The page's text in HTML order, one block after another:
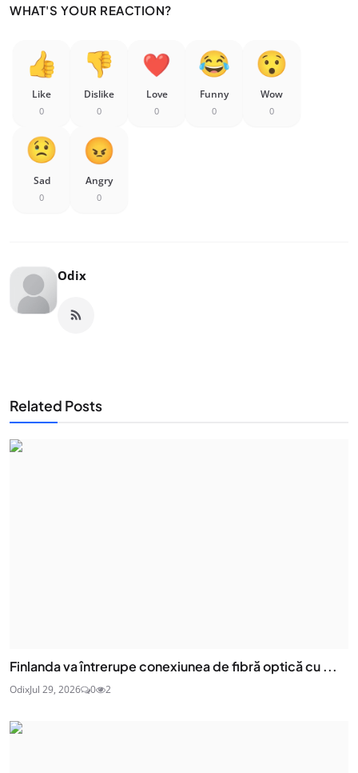
WHAT'S YOUR REACTION?
Like
0
Dislike
0
Love
0
Funny
0
Wow
0
Sad
0
Angry
0
Odix
Related Posts
Finlanda va întrerupe conexiunea de fibră optică cu ...
OdixJul 29, 2026 0 2